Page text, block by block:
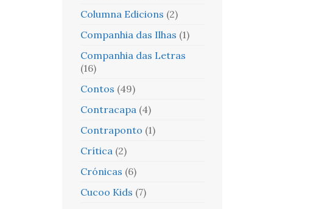
Columna Edicions (2)
Companhia das Ilhas (1)
Companhia das Letras
(16)
Contos (49)
Contracapa (4)
Contraponto (1)
Crítica (2)
Crónicas (6)
Cucoo Kids (7)